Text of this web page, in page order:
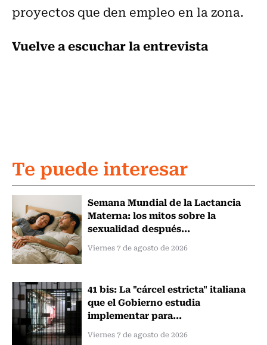
proyectos que den empleo en la zona.
Vuelve a escuchar la entrevista
Te puede interesar
Semana Mundial de la Lactancia
Materna: los mitos sobre la
sexualidad después...
Viernes 7 de agosto de 2026
41 bis: La "cárcel estricta" italiana
que el Gobierno estudia
implementar para...
Viernes 7 de agosto de 2026